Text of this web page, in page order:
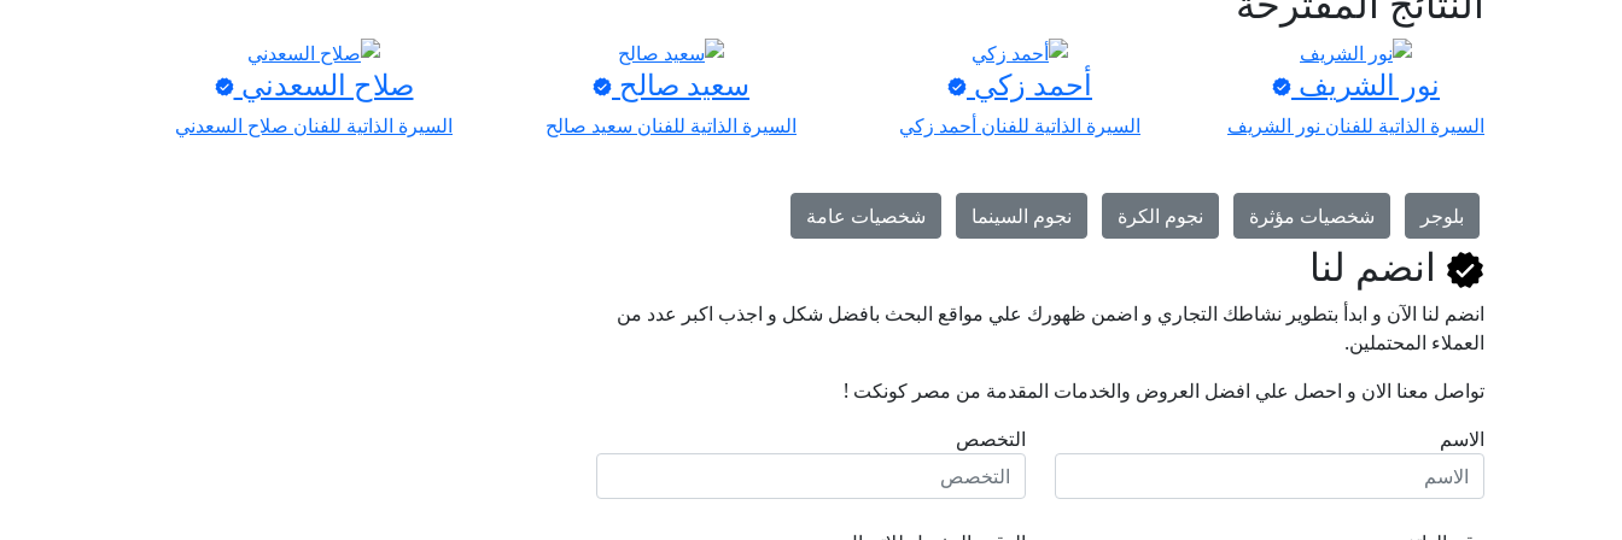
نور الشريف
السيرة الذاتية للفنان نور الشريف
أحمد زكي
السيرة الذاتية للفنان أحمد زكي
سعيد صالح
السيرة الذاتية للفنان سعيد صالح
صلاح السعدني
السيرة الذاتية للفنان صلاح السعدني
بلوجر شخصيات مؤثرة نجوم الكرة نجوم السينما شخصيات عامة
انضم لنا
انضم لنا اﻵن و ابدأ بتطوير نشاطك التجاري و اضمن ظهورك علي مواقع البحث بافضل شكل و اجذب اكبر عدد من
العملاء المحتملين.
تواصل معنا الان و احصل علي افضل العروض والخدمات المقدمة من مصر كونكت !
الاسم
التخصص